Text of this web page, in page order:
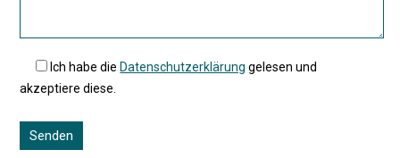
Ich habe die Datenschutzerklärung gelesen und
akzeptiere diese.